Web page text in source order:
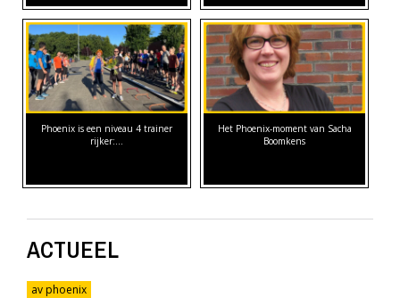
Phoenix is een niveau 4 trainer
rijker:…
Het Phoenix-moment van Sacha
Boomkens
ACTUEEL
av phoenix